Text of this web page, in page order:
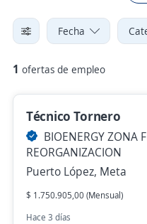
Fecha
1 ofertas de empleo
Técnico Tornero
BIOENERGY ZONA
REORGANIZACION
Puerto López, Meta
$ 1.750.905,00 (Mensual)
Hace 3 días